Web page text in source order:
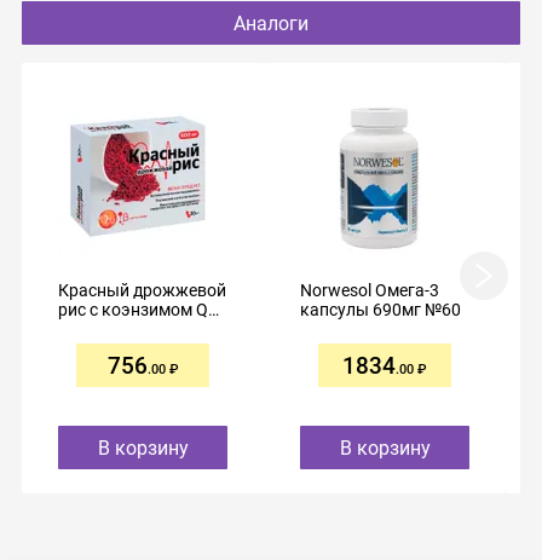
Аналоги
Красный дрожжевой
рис с коэнзимом Q10
756.00
В корзину
Norwesol Омега-3
капсулы 690мг №60
1834.00
В корзину